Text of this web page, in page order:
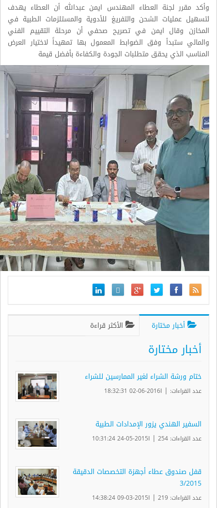
وأكد مقرر لجنة العطاء المهندس ايمن عبدالله أن العطاء يهدف
لتسهيل عمليات الشحن والتفريغ للأدوية والمستلزمات الطبية في
المخازن وقال ايمن في تصريح صحفي أن مرحلة التقييم الفني
والمالي ستبدأ وفق الضوابط المعمول بها تمهيداً لاختيار العرض
المناسب الذي يحقق متطلبات الجودة والكفاءة بأفضل قيمة
أخبار مختارة الأكثر قراءة
أخبار مختارة
ختام ورشة الشراء لغير الممارسين للشراء
عدد القراءات: | ا2016-06-02 18:32:31
السفير الهندي يزور الإمدادات الطبية
عدد القراءات: 254 | ا2015-05-24 10:31:24
قفل صندوق عطاء أجهزة التخصصات الدقيقة
3/2015
عدد القراءات: 219 | ا2015-03-09 14:38:24